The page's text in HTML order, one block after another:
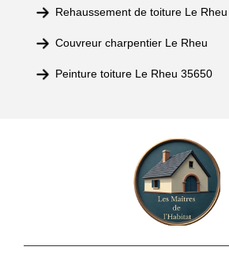
Rehaussement de toiture Le Rheu
Couvreur charpentier Le Rheu
Peinture toiture Le Rheu 35650